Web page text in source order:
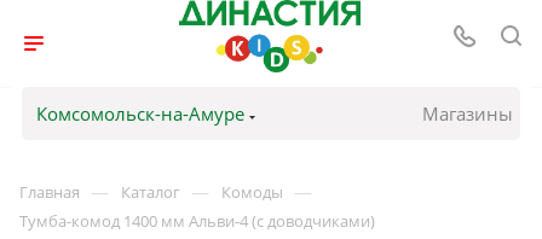
Комсомольск-на-Амуре Магазины
Главная — Каталог — Комоды —
Тумба-комод 1400 мм Альви-4 (с доводчиками)